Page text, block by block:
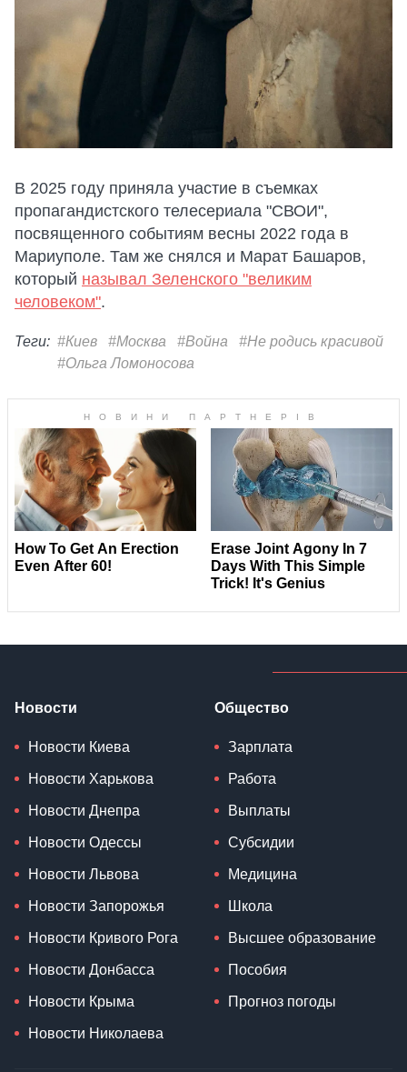
В 2025 году приняла участие в съемках
пропагандистского телесериала "СВОИ",
посвященного событиям весны 2022 года в
Мариуполе. Там же снялся и Марат Башаров,
который называл Зеленского "великим
человеком".
Теги: #Киев #Москва #Война
#Не родись красивой
#Ольга Ломоносова
Новости
Новости Киева
Новости Харькова
Новости Днепра
Новости Одессы
Новости Львова
Новости Запорожья
Новости Кривого Рога
Новости Донбасса
Новости Крыма
Новости Николаева
Общество
Зарплата
Работа
Выплаты
Субсидии
Медицина
Школа
Высшее образование
Пособия
Прогноз погоды